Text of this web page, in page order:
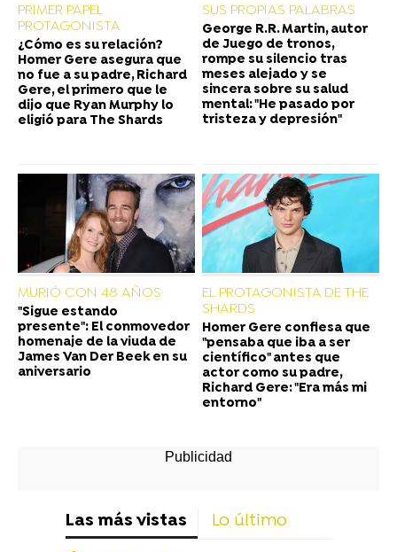
PRIMER PAPEL
PROTAGONISTA
¿Cómo es su relación?
Homer Gere asegura que
no fue a su padre, Richard
Gere, el primero que le
dijo que Ryan Murphy lo
eligió para The Shards
SUS PROPIAS PALABRAS
George R.R. Martin, autor
de Juego de tronos,
rompe su silencio tras
meses alejado y se
sincera sobre su salud
mental: "He pasado por
tristeza y depresión"
MURIÓ CON 48 AÑOS
"Sigue estando
presente": El conmovedor
homenaje de la viuda de
James Van Der Beek en su
aniversario
EL PROTAGONISTA DE THE
SHARDS
Homer Gere confiesa que
"pensaba que iba a ser
científico" antes que
actor como su padre,
Richard Gere: "Era más mi
entorno"
Las más vistas Lo último